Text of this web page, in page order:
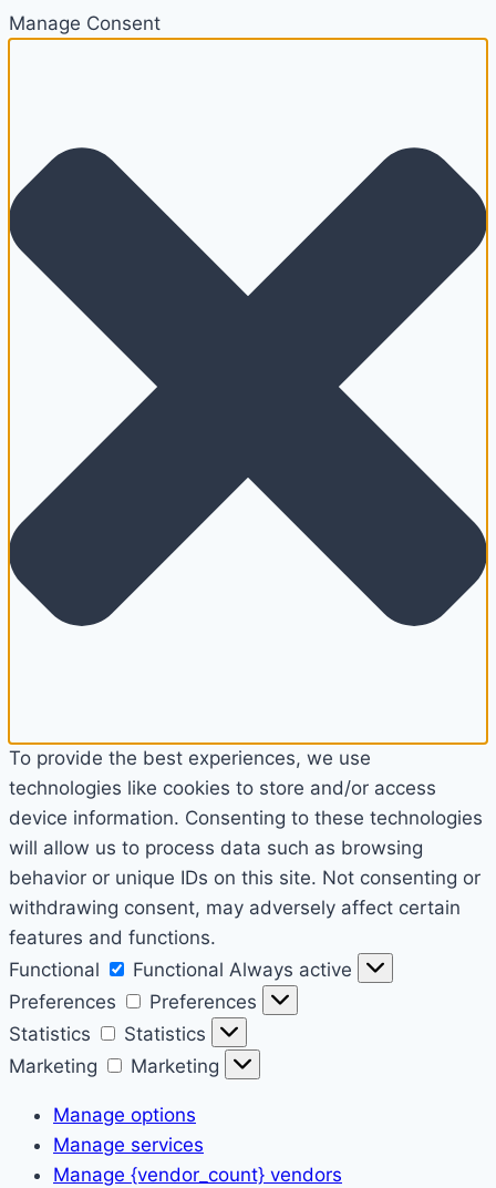
Manage Consent
To provide the best experiences, we use
technologies like cookies to store and/or access
device information. Consenting to these technologies
will allow us to process data such as browsing
behavior or unique IDs on this site. Not consenting or
withdrawing consent, may adversely affect certain
features and functions.
Functional
Functional Always active
Preferences
Preferences
Statistics
Statistics
Marketing
Marketing
Manage options
Manage services
Manage {vendor_count} vendors